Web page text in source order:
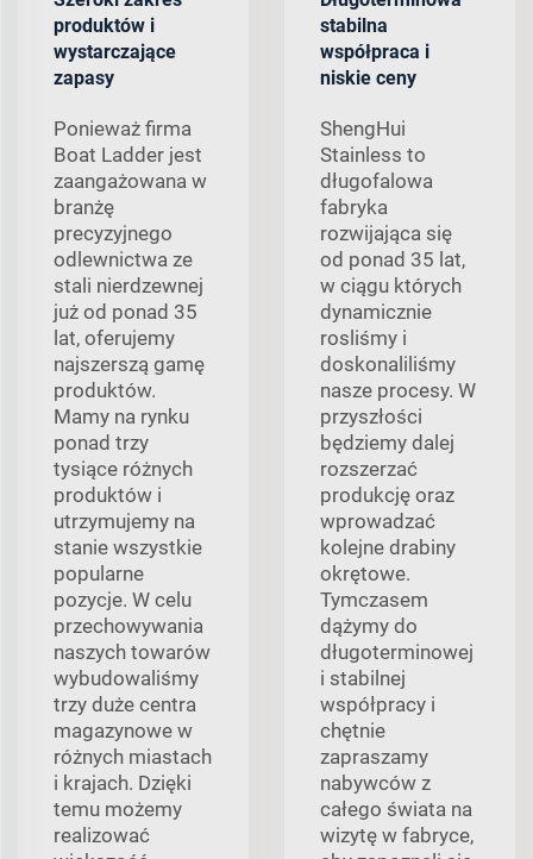
produktów i
wystarczające
zapasy
Ponieważ firma
Boat Ladder jest
zaangażowana w
branżę
precyzyjnego
odlewnictwa ze
stali nierdzewnej
już od ponad 35
lat, oferujemy
najszerszą gamę
produktów.
Mamy na rynku
ponad trzy
tysiące różnych
produktów i
utrzymujemy na
stanie wszystkie
popularne
pozycje. W celu
przechowywania
naszych towarów
wybudowaliśmy
trzy duże centra
magazynowe w
różnych miastach
i krajach. Dzięki
temu możemy
realizować
stabilna
współpraca i
niskie ceny
ShengHui
Stainless to
długofalowa
fabryka
rozwijająca się
od ponad 35 lat,
w ciągu których
dynamicznie
rosliśmy i
doskonaliliśmy
nasze procesy. W
przyszłości
będziemy dalej
rozszerzać
produkcję oraz
wprowadzać
kolejne drabiny
okrętowe.
Tymczasem
dążymy do
długoterminowej
i stabilnej
współpracy i
chętnie
zapraszamy
nabywców z
całego świata na
wizytę w fabryce,